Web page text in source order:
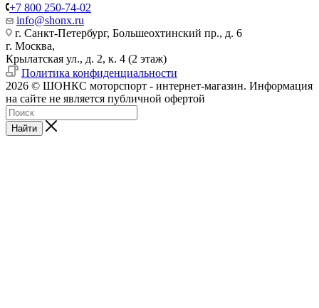
+7 800 250-74-02
info@shonx.ru
г. Санкт-Петербург, Большеохтинский пр., д. 6
г. Москва,
Крылатская ул., д. 2, к. 4 (2 этаж)
Политика конфиденциальности
2026 © ШОНКС моторспорт - интернет-магазин. Информация
на сайте не является публичной офертой
Найти